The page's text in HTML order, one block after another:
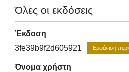
Όλες οι εκδόσεις
Έκδοση
3fe39b9f2d605921
Εμφάνιση
Όνομα χρήστη